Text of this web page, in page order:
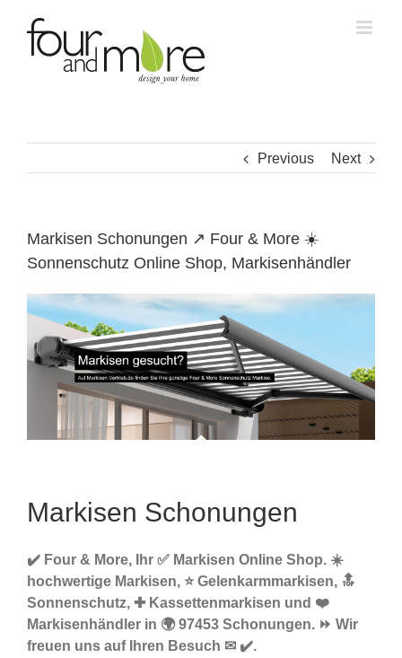
content
Previous Next
Markisen Schonungen ↗️ Four & More ☀️
Sonnenschutz Online Shop, Markisenhändler
Markisen Schonungen
✔️ Four & More, Ihr ✅ Markisen Online Shop. ☀️
hochwertige Markisen, ⭐ Gelenkarmmarkisen, 🔝
Sonnenschutz, ✚ Kassettenmarkisen und ❤️
Markisenhändler in 🌍 97453 Schonungen. ⏩ Wir
freuen uns auf Ihren Besuch ✉ ✔️.